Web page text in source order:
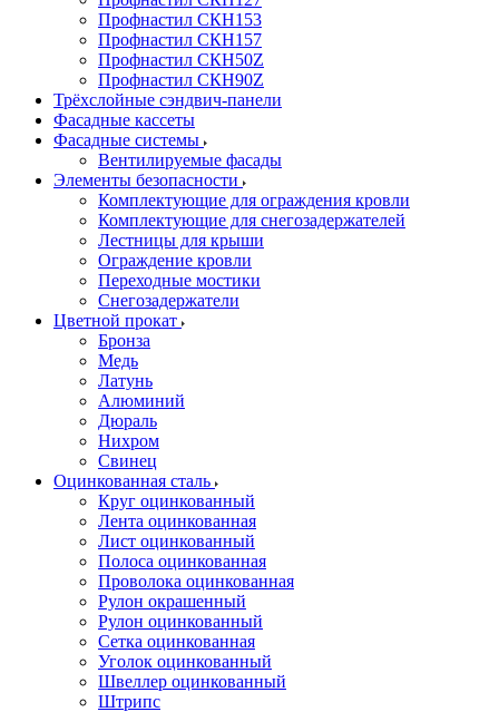
Профнастил СКН153
Профнастил СКН157
Профнастил СКН50Z
Профнастил СКН90Z
Трёхслойные сэндвич-панели
Фасадные кассеты
Фасадные системы
Вентилируемые фасады
Элементы безопасности
Комплектующие для ограждения кровли
Комплектующие для снегозадержателей
Лестницы для крыши
Ограждение кровли
Переходные мостики
Снегозадержатели
Цветной прокат
Бронза
Медь
Латунь
Алюминий
Дюраль
Нихром
Свинец
Оцинкованная сталь
Круг оцинкованный
Лента оцинкованная
Лист оцинкованный
Полоса оцинкованная
Проволока оцинкованная
Рулон окрашенный
Рулон оцинкованный
Сетка оцинкованная
Уголок оцинкованный
Швеллер оцинкованный
Штрипс